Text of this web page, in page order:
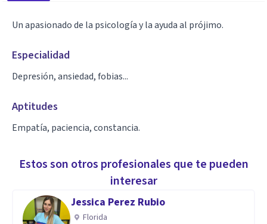
Un apasionado de la psicología y la ayuda al prójimo.
Especialidad
Depresión, ansiedad, fobias...
Aptitudes
Empatía, paciencia, constancia.
Estos son otros profesionales que te pueden
interesar
Jessica Perez Rubio
Florida